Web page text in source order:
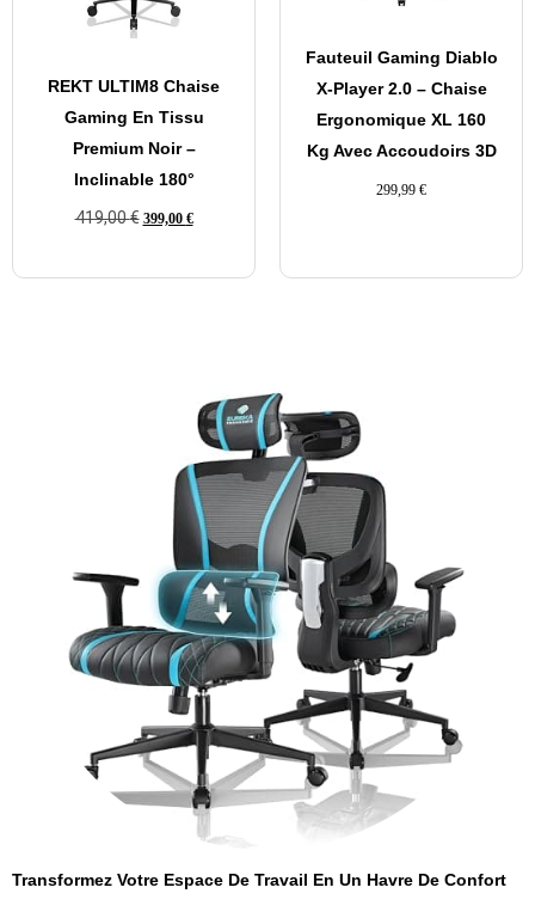
REKT ULTIM8 Chaise
Gaming En Tissu
Premium Noir –
Inclinable 180°
419,00€ 399,00 €
Fauteuil Gaming Diablo
X-Player 2.0 – Chaise
Ergonomique XL 160
Kg Avec Accoudoirs 3D
299,99 €
Transformez Votre Espace De Travail En Un Havre De Confort